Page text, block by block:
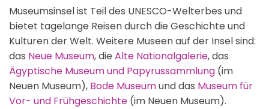
Museumsinsel ist Teil des UNESCO-Welterbes und
bietet tagelange Reisen durch die Geschichte und
Kulturen der Welt. Weitere Museen auf der Insel sind:
das Neue Museum, die Alte Nationalgalerie, das
Ägyptische Museum und Papyrussammlung (im
Neuen Museum), Bode Museumund das Museum für
Vor- und Frühgeschichte (im Neuen Museum).